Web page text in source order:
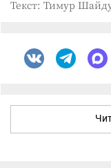
Текст: Тимур